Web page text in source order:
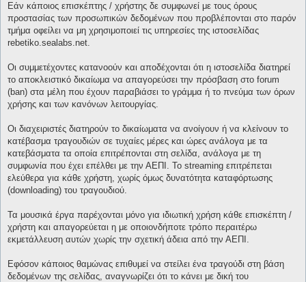
Εάν κάποιος επισκέπτης / χρήστης δε συμφωνεί με τους όρους
προστασίας των προσωπικών δεδομένων που προβλέπονται στο παρόν
τμήμα οφείλει να μη χρησιμοποιεί τις υπηρεσίες της ιστοσελίδας
rebetiko.sealabs.net.
Οι συμμετέχοντες κατανοούν και αποδέχονται ότι η ιστοσελίδα διατηρεί
το αποκλειστικό δικαίωμα να απαγορεύσει την πρόσβαση στο forum
(ban) στα μέλη που έχουν παραβιάσει το γράμμα ή το πνεύμα των όρων
χρήσης και των κανόνων λειτουργίας.
Οι διαχειριστές διατηρούν το δικαίωματα να ανοίγουν ή να κλείνουν το
κατέβασμα τραγουδιών σε τυχαίες μέρες και ώρες ανάλογα με τα
κατεβάσματα τα οποία επιτρέπονται στη σελίδα, ανάλογα με τη
συμφωνία που έχει επέλθει με την ΑΕΠΙ. Το streaming επιτρέπεται
ελεύθερα για κάθε χρήστη, χωρίς όμως δυνατότητα καταφόρτωσης
(downloading) του τραγουδιού.
Τα μουσικά έργα παρέχονται μόνο για ιδιωτική χρήση κάθε επισκέπτη /
χρήστη και απαγορεύεται η με οποιονδήποτε τρόπο περαιτέρω
εκμετάλλευση αυτών χωρίς την σχετική άδεια από την ΑΕΠΙ.
Εφόσον κάποιος θαμώνας επιθυμεί να στείλει ένα τραγούδι στη βάση
δεδομένων της σελίδας, αναγνωρίζει ότι το κάνει με δική του